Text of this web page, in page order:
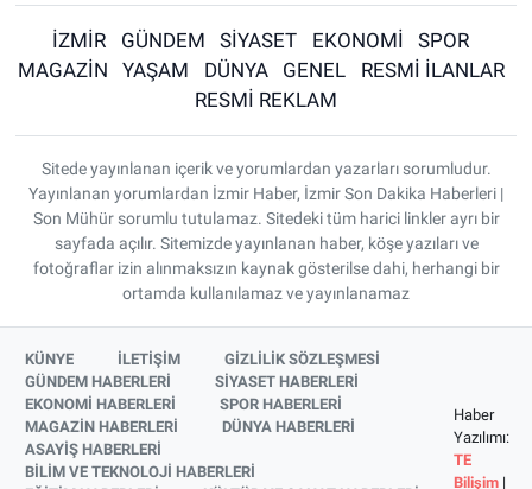
İZMİR GÜNDEM SİYASET EKONOMİ
SPOR
MAGAZİN
YAŞAM DÜNYA GENEL
RESMİ İLANLAR
RESMİ REKLAM
Sitede yayınlanan içerik ve yorumlardan yazarları sorumludur.
Yayınlanan yorumlardan İzmir Haber, İzmir Son Dakika Haberleri |
Son Mühür sorumlu tutulamaz. Sitedeki tüm harici linkler ayrı bir
sayfada açılır. Sitemizde yayınlanan haber, köşe yazıları ve
fotoğraflar izin alınmaksızın kaynak gösterilse dahi, herhangi bir
ortamda kullanılamaz ve yayınlanamaz
KÜNYE İLETİŞİM
GİZLİLİK SÖZLEŞMESİ
GÜNDEM HABERLERİ
SİYASET HABERLERİ
EKONOMİ HABERLERİ
SPOR HABERLERİ
MAGAZİN HABERLERİ
DÜNYA HABERLERİ
ASAYİŞ HABERLERİ
BİLİM VE TEKNOLOJİ HABERLERİ
Haber
Yazılımı:
TE
Bilişim |